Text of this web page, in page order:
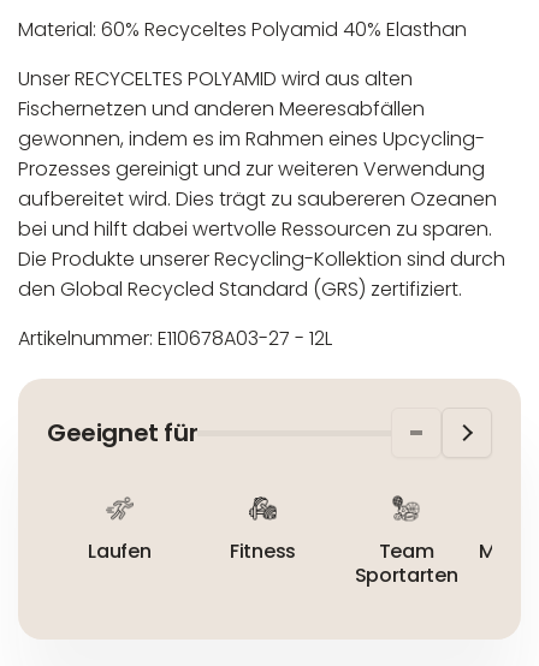
Material: 60% Recyceltes Polyamid 40% Elasthan
Unser RECYCELTES POLYAMID wird aus alten
Fischernetzen und anderen Meeresabfällen
gewonnen, indem es im Rahmen eines Upcycling-
Prozesses gereinigt und zur weiteren Verwendung
aufbereitet wird. Dies trägt zu saubereren Ozeanen
bei und hilft dabei wertvolle Ressourcen zu sparen.
Die Produkte unserer Recycling-Kollektion sind durch
den Global Recycled Standard (GRS) zertifiziert.
Artikelnummer: E110678A03-27 - 12L
Maschinenwäsche bis 30°C
Nicht bügeln
In der EU niedergelassener verantwortlicher
Geeignet für
Laufen Fitness
Team
Sportarten